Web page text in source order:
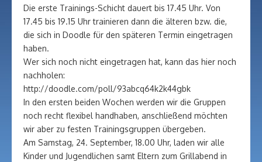
Die erste Trainings-Schicht dauert bis 17.45 Uhr. Von
17.45 bis 19.15 Uhr trainieren dann die älteren bzw. die,
die sich in Doodle für den späteren Termin eingetragen
haben.
Wer sich noch nicht eingetragen hat, kann das hier noch
nachholen:
http://doodle.com/poll/93abcq64k2k44gbk
In den ersten beiden Wochen werden wir die Gruppen
noch recht flexibel handhaben, anschließend möchten
wir aber zu festen Trainingsgruppen übergeben.
Am Samstag, 24. September, 18.00 Uhr, laden wir alle
Kinder und Jugendlichen samt Eltern zum Grillabend in